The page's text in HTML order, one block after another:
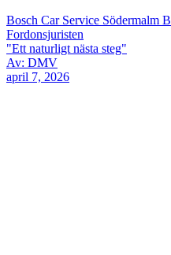
Bosch Car Service Södermalm
Fordonsjuristen
"Ett naturligt nästa steg"
Av: DMV
april 7, 2026